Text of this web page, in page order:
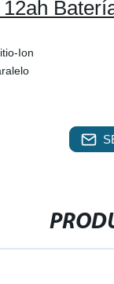
Ion